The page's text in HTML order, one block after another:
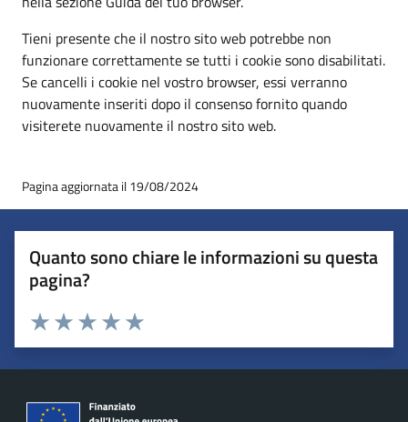
Tieni presente che il nostro sito web potrebbe non
funzionare correttamente se tutti i cookie sono disabilitati.
Se cancelli i cookie nel vostro browser, essi verranno
nuovamente inseriti dopo il consenso fornito quando
visiterete nuovamente il nostro sito web.
Pagina aggiornata il 19/08/2024
Quanto sono chiare le informazioni su questa
pagina?
Valuta 5 stelle su 5
Valuta 4 stelle su 5
Valuta 3 stelle su 5
Valuta 2 stelle su 5
Valuta 1 stelle su 5